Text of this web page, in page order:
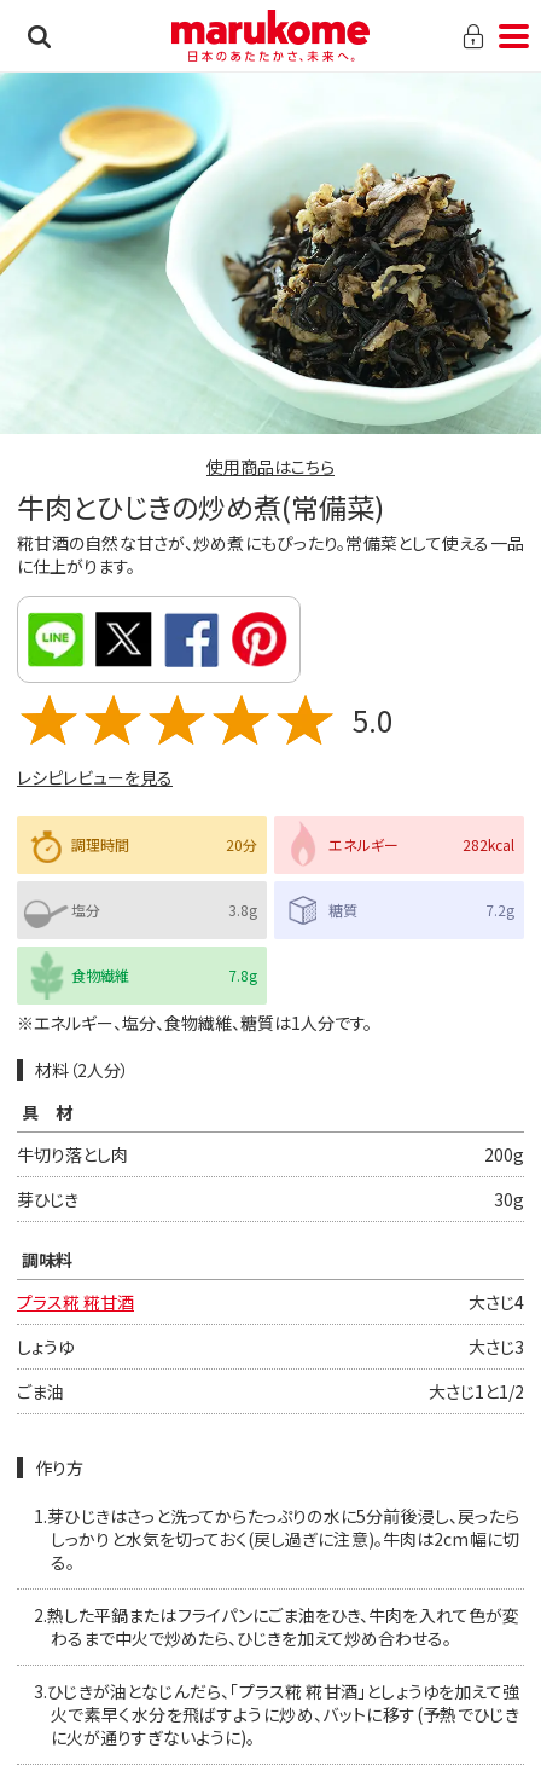
使用商品はこちら
牛肉とひじきの炒め煮(常備菜)
糀甘酒の自然な甘さが、炒め煮にもぴったり。常備菜として使える一品
に仕上がります。
5.0
レシピレビューを見る
調理時間 20分 エネルギー 282kcal
塩分 3.8g 糖質 7.2g
食物繊維 7.8g
※エネルギー、塩分、食物繊維、糖質は1人分です。
材料（2人分）
具材
牛切り落とし肉
200g
芽ひじき
30g
調味料
プラス糀 糀甘酒
大さじ4
しょうゆ
大さじ3
ごま油
大さじ1と1/2
作り方
1.芽ひじきはさっと洗ってからたっぷりの水に5分前後浸し、戻ったら
しっかりと水気を切っておく(戻し過ぎに注意)。牛肉は2cm幅に切
る。
2.熱した平鍋またはフライパンにごま油をひき、牛肉を入れて色が変
わるまで中火で炒めたら、ひじきを加えて炒め合わせる。
3.ひじきが油となじんだら、「プラス糀 糀甘酒」としょうゆを加えて強
火で素早く水分を飛ばすように炒め、バットに移す(予熱でひじき
に火が通りすぎないように)。